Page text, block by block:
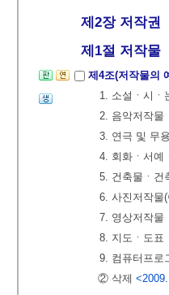
제2장 저작권
제1절 저작물
제4조(저작물의
1. 소설ㆍ시ㆍ
2. 음악저작물
3. 연극 및 무
4. 회화ㆍ서예
5. 건축물ㆍ건
6. 사진저작물
7. 영상저작물
8. 지도ㆍ도표
9. 컴퓨터프로
② 삭제